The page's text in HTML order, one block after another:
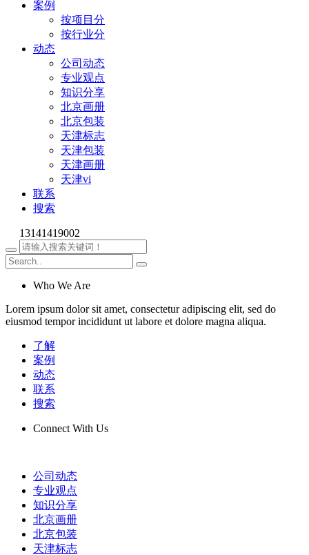
案例
按项目分
按行业分
动态
公司动态
专业观点
知识分享
北京画册
北京包装
天津标志
天津包装
天津画册
天津vi
联系
搜索
13141419002
Who We Are
Lorem ipsum dolor sit amet, consectetur adipiscing elit, sed do
eiusmod tempor incididunt ut labore et dolore magna aliqua.
了解
案例
动态
联系
搜索
Connect With Us
公司动态
专业观点
知识分享
北京画册
北京包装
天津标志